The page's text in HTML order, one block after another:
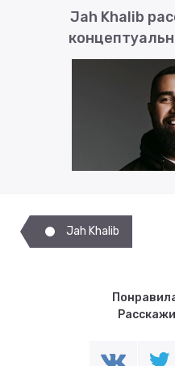
Jah Khalib
Jah Khalib